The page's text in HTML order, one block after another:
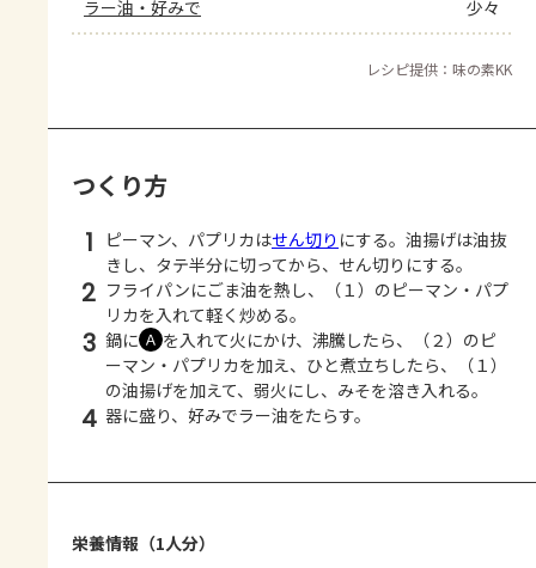
ラー油・好みで 少々
レシピ提供：味の素KK
つくり方
1 ピーマン、パプリカはせん切り にする。油揚げは油抜
きし、タテ半分に切ってから、せん切りにする。
2 フライパンにごま油を熱し、（１）のピーマン・パプ
リカを入れて軽く炒める。
3 鍋に Ａ を入れて火にかけ、沸騰したら、（２）のピ
ーマン・パプリカを加え、ひと煮立ちしたら、（１）
の油揚げを加えて、弱火にし、みそを溶き入れる。
4 器に盛り、好みでラー油をたらす。
栄養情報（1人分）